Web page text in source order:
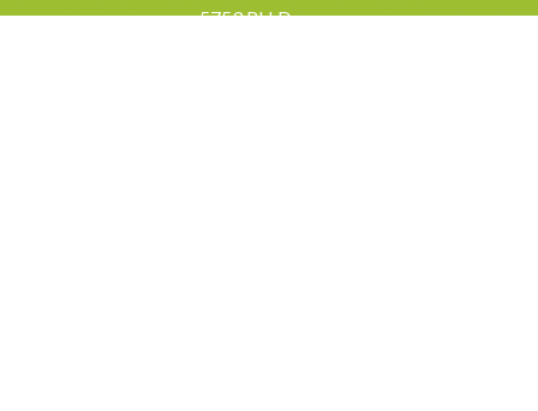
5753 RH Deurne